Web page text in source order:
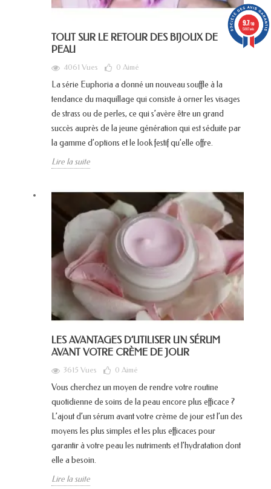
TOUT SUR LE RETOUR DES BIJOUX DE
PEAU
4061 Vues 0 Aimé
La série Euphoria a donné un nouveau souffle à la
tendance du maquillage qui consiste à orner les visages
de strass ou de perles, ce qui s’avère être un grand
succès auprès de la jeune génération qui est séduite par
la gamme d’options et le look festif qu’elle offre.
Lire la suite
LES AVANTAGES D’UTILISER UN SÉRUM
AVANT VOTRE CRÈME DE JOUR
3615 Vues 0 Aimé
‍Vous cherchez un moyen de rendre votre routine
quotidienne de soins de la peau encore plus efficace ?
L’ajout d’un sérum avant votre crème de jour est l’un des
moyens les plus simples et les plus efficaces pour
garantir à votre peau les nutriments et l’hydratation dont
elle a besoin.
Lire la suite
9.7/10
5887 avis